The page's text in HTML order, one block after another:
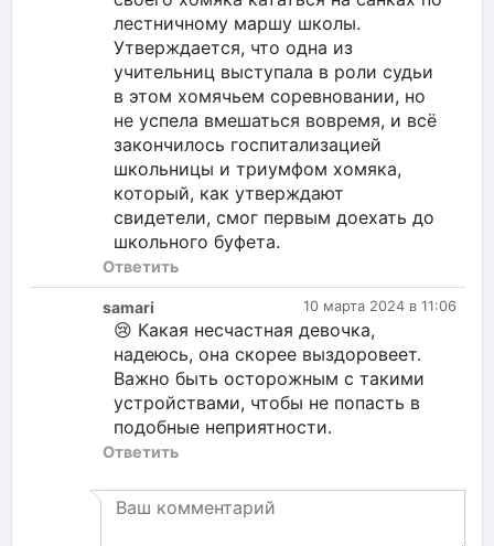
лестничному маршу школы.
Утверждается, что одна из
учительниц выступала в роли судьи
в этом хомячьем соревновании, но
не успела вмешаться вовремя, и всё
закончилось госпитализацией
школьницы и триумфом хомяка,
который, как утверждают
свидетели, смог первым доехать до
школьного буфета.
Ответить
10 марта 2024 в 11:06
samari
😢 Какая несчастная девочка,
надеюсь, она скорее выздоровеет.
Важно быть осторожным с такими
устройствами, чтобы не попасть в
подобные неприятности.
Ответить